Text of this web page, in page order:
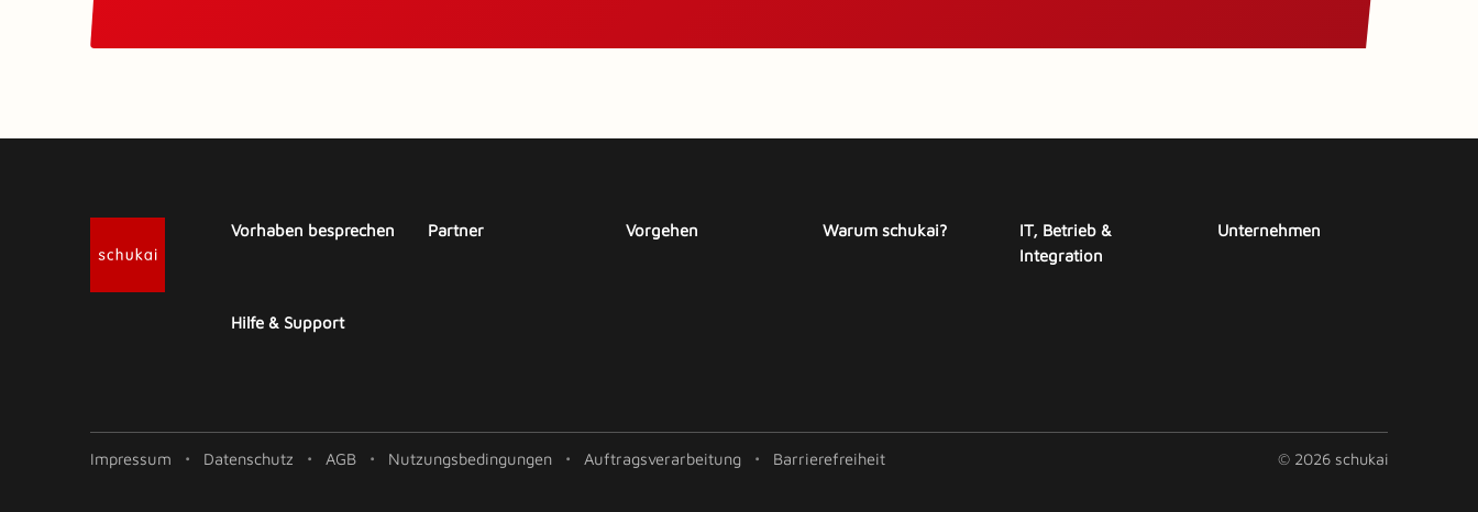
Vorhaben besprechen Partner Vorgehen Warum schukai?
IT, Betrieb &
Integration
Unternehmen
Hilfe & Support
Impressum Datenschutz AGB Nutzungsbedingungen Auftragsverarbeitung Barrierefreiheit © 2026 schukai